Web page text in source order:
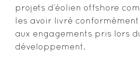
projets d’éolien offshore
les avoir livré conformément
aux engagements pris lors
développement.